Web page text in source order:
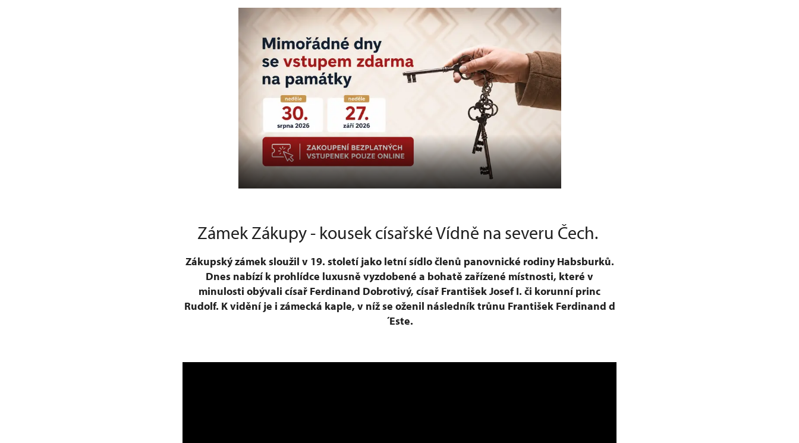
Zámek Zákupy - kousek císařské Vídně na severu Čech.
Zákupský zámek sloužil v 19. století jako letní sídlo členů panovnické rodiny Habsburků.
Dnes nabízí k prohlídce luxusně vyzdobené a bohatě zařízené místnosti, které v
minulosti obývali císař Ferdinand Dobrotivý, císař František Josef I. či korunní princ
Rudolf. K vidění je i zámecká kaple, v níž se oženil následník trůnu František Ferdinand d
´Este.